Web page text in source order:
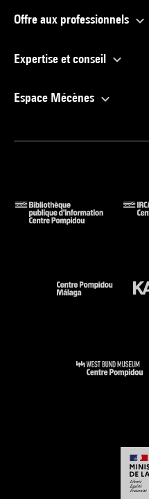
Offre aux professionnels
Expertise et conseil
Espace Mécènes